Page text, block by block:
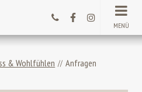
MENÜ
& Wohlfühlen Anfragen